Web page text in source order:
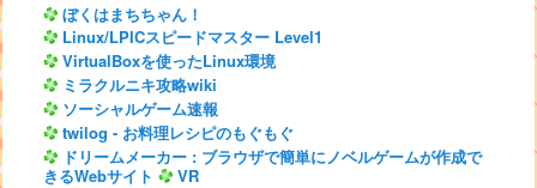
ぼくはまちちゃん！
Linux/LPICスピードマスター Level1
VirtualBoxを使ったLinux環境
ミラクルニキ攻略wiki
ソーシャルゲーム速報
twilog - お料理レシピのもぐもぐ
ドリームメーカー : ブラウザで簡単にノベルゲームが作成で
きるWebサイト
VR